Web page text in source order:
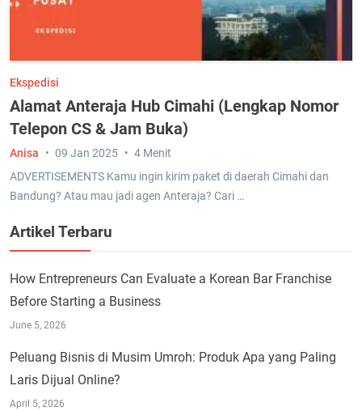
Ekspedisi
Alamat Anteraja Hub Cimahi (Lengkap Nomor
Telepon CS & Jam Buka)
ADVERTISEMENTS Kamu ingin kirim paket di daerah Cimahi dan
Bandung? Atau mau jadi agen Anteraja? Cari …
Anisa 09 Jan 2025 4 Menit
Artikel Terbaru
How Entrepreneurs Can Evaluate a Korean Bar Franchise
Before Starting a Business
June 5, 2026
Peluang Bisnis di Musim Umroh: Produk Apa yang Paling
Laris Dijual Online?
April 5, 2026